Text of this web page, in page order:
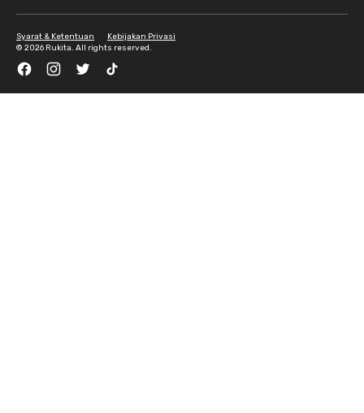
© 2026 Rukita. All rights reserved.
Syarat & Ketentuan Kebijakan Privasi
FacebookInstagramTwitter TikTok